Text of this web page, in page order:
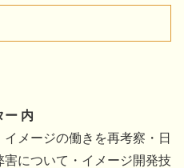
ー 内
メージの働きを再考察・日
について・イメージ開発技